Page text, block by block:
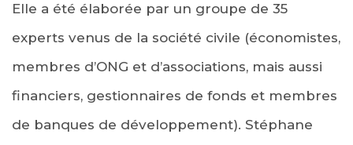
Elle a été élaborée par un groupe de 35
experts venus de la société civile (économistes,
membres d’ONG et d’associations, mais aussi
financiers, gestionnaires de fonds et membres
de banques de développement). Stéphane